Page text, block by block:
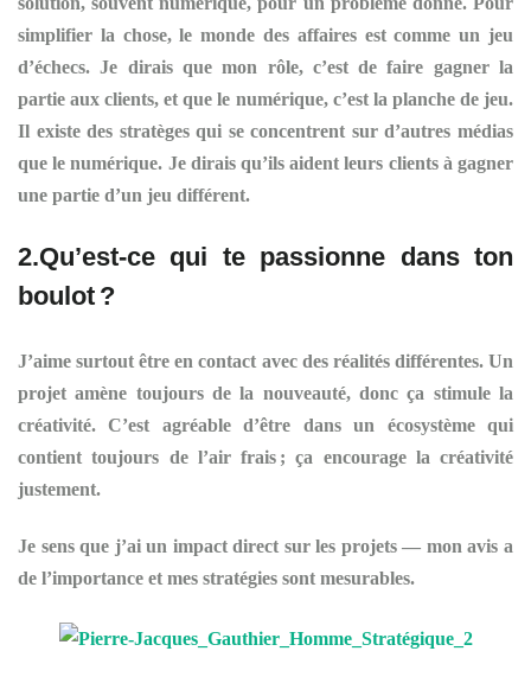
simplifier la chose, le monde des affaires est comme un jeu
d’échecs. Je dirais que mon rôle, c’est de faire gagner la
partie aux clients, et que le numérique, c’est la planche de jeu.
Il existe des stratèges qui se concentrent sur d’autres médias
que le numérique. Je dirais qu’ils aident leurs clients à gagner
une partie d’un jeu différent.
2.Qu’est-ce qui te passionne dans ton
boulot ?
J’aime surtout être en contact avec des réalités différentes. Un
projet amène toujours de la nouveauté, donc ça stimule la
créativité. C’est agréable d’être dans un écosystème qui
contient toujours de l’air frais ; ça encourage la créativité
justement.
Je sens que j’ai un impact direct sur les projets — mon avis a
de l’importance et mes stratégies sont mesurables.